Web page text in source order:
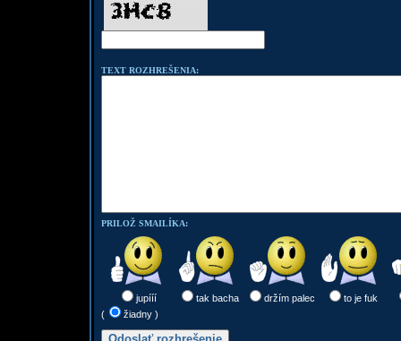
TEXT ROZHREŠENIA:
PRILOŽ SMAILÍKA:
jupííí tak bacha držím palec
to je fuk
(
žiadny )